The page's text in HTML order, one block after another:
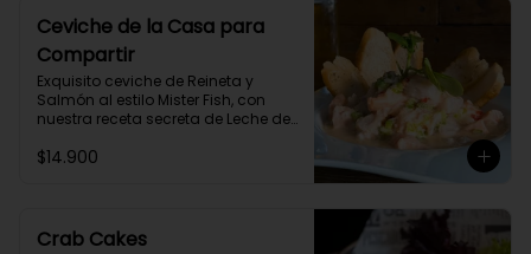
Ceviche de la Casa para
Compartir
Exquisito ceviche de Reineta y
Salmón al estilo Mister Fish, con
nuestra receta secreta de Leche de
$14.900
Crab Cakes